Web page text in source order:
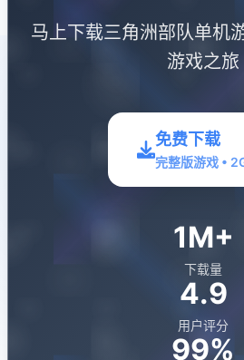
马上下载三角洲部队单机
游戏之旅
免费下载
完整版游戏 •
1M+
下载量
4.9
用户评分
99%